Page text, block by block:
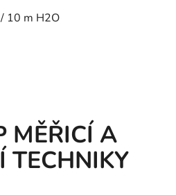
10 m H2O
MĚŘICÍ A
TECHNIKY